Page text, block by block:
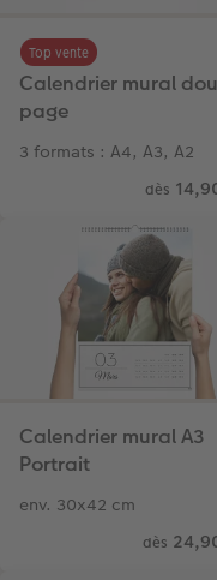
Calendrier mural
page
3 formats : A4, A3, A2
Top vente
dès
Calendrier mural A3
Portrait
env. 30x42 cm
dès